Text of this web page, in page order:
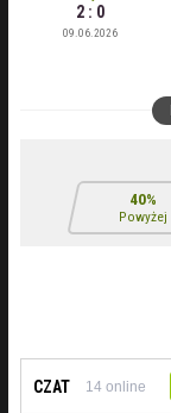
2 : 0
09.06.2026
40%
Powyżej
CZAT 14 online